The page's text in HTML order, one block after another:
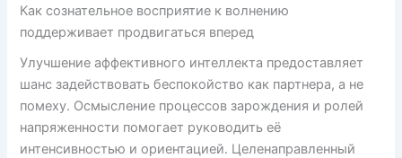
Как сознательное восприятие к волнению
поддерживает продвигаться вперед
Улучшение аффективного интеллекта предоставляет
шанс задействовать беспокойство как партнера, а не
помеху. Осмысление процессов зарождения и ролей
напряженности помогает руководить её
интенсивностью и ориентацией. Целенаправленный